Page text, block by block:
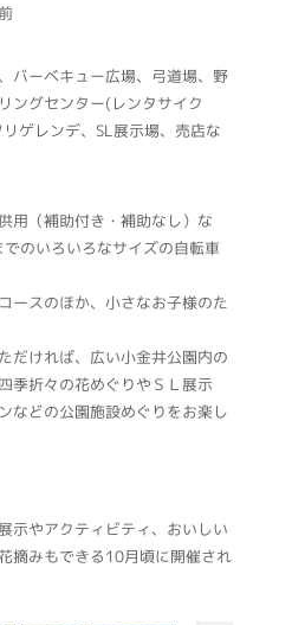
バーベキュー広場、弓道場、野
ングセンター(レンタサイク
ゲレンデ、SL展示場、売店な
用（補助付き・補助なし）な
のいろいろなサイズの自転車
ースのほか、小さなお子様のた
だければ、広い小金井公園内の
季折々の花めぐりやＳＬ展示
などの公園施設めぐりをお楽し
示やアクティビティ、おいしい
摘みもできる10月頃に開催され